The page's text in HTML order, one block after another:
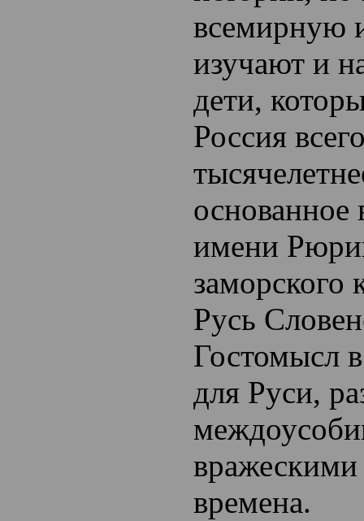
всемирную
изучают и
дети,
Россия
основанное
имени
заморского
Русь
Гостомысл
для Руси,
вражескими
времена.